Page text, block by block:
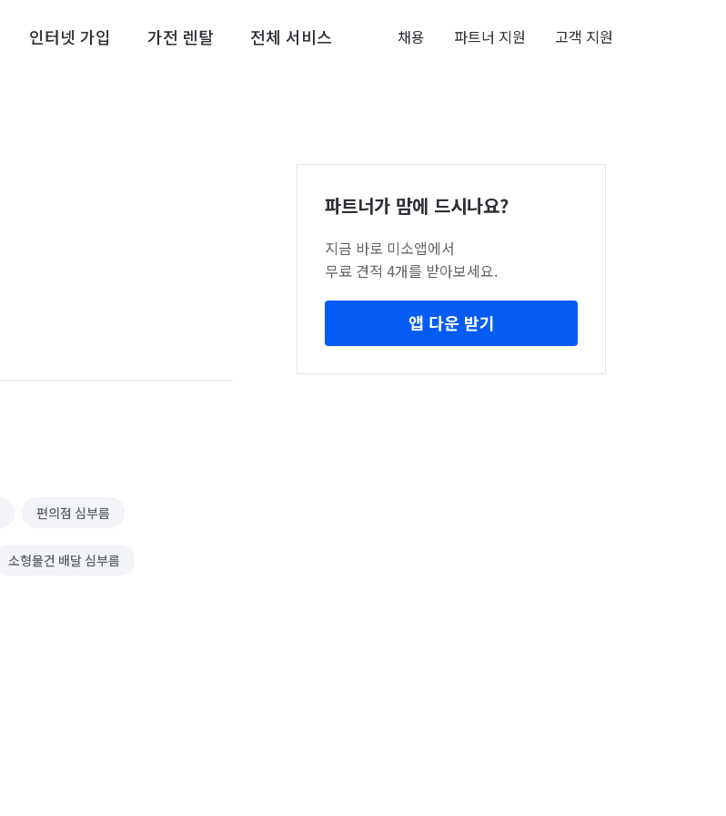
인터넷 가입 가전 렌탈 전체 서비스 채용 파트너 지원 고객 지원
편의점 심부름
소형물건 배달 심부름
파트너가 맘에 드시나요?
지금 바로 미소앱에서
무료 견적 4개를 받아보세요.
앱 다운 받기